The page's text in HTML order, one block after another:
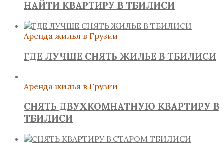
НАЙТИ КВАРТИРУ В ТБИЛИСИ
Аренда жилья в Грузии
ГДЕ ЛУЧШЕ СНЯТЬ ЖИЛЬЕ В ТБИЛИСИ
Аренда жилья в Грузии
СНЯТЬ ДВУХКОМНАТНУЮ КВАРТИРУ В
ТБИЛИСИ